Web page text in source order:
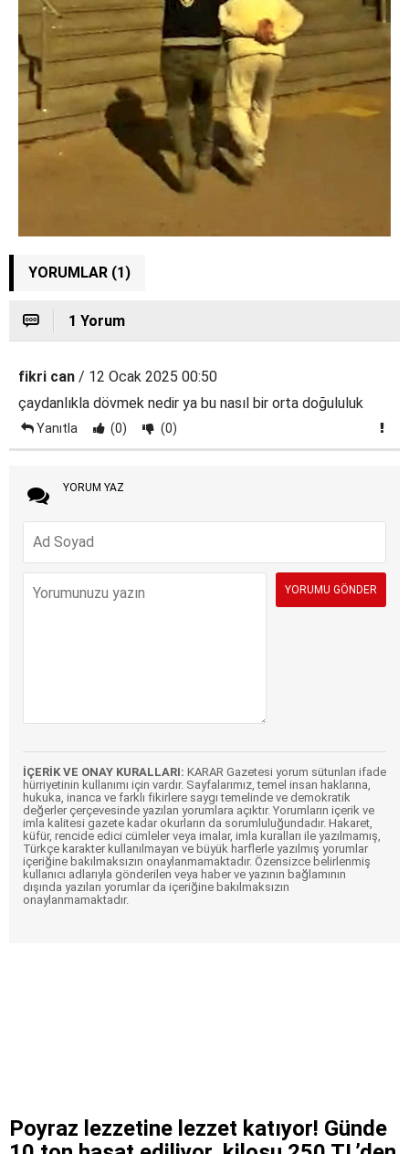
YORUMLAR (1)
1 Yorum
fikri can / 12 Ocak 2025 00:50
çaydanlıkla dövmek nedir ya bu nasıl bir orta doğululuk
Yanıtla (0) (0)
YORUM YAZ
İÇERİK VE ONAY KURALLARI: KARAR Gazetesi yorum sütunları ifade
hürriyetinin kullanımı için vardır. Sayfalarımız, temel insan haklarına,
hukuka, inanca ve farklı fikirlere saygı temelinde ve demokratik
değerler çerçevesinde yazılan yorumlara açıktır. Yorumların içerik ve
imla kalitesi gazete kadar okurların da sorumluluğundadır. Hakaret,
küfür, rencide edici cümleler veya imalar, imla kuralları ile yazılmamış,
Türkçe karakter kullanılmayan ve büyük harflerle yazılmış yorumlar
içeriğine bakılmaksızın onaylanmamaktadır. Özensizce belirlenmiş
kullanıcı adlarıyla gönderilen veya haber ve yazının bağlamının
dışında yazılan yorumlar da içeriğine bakılmaksızın
onaylanmamaktadır.
Poyraz lezzetine lezzet katıyor! Günde